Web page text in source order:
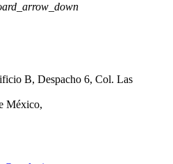
B, Despacho 6, Col. Las
México,